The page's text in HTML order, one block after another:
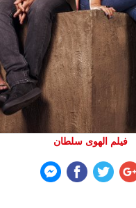
فيلم الهوى سلطان